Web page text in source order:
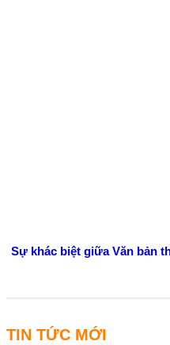
TIN TỨC MỚI
Sự khác biệt giữa Văn bản